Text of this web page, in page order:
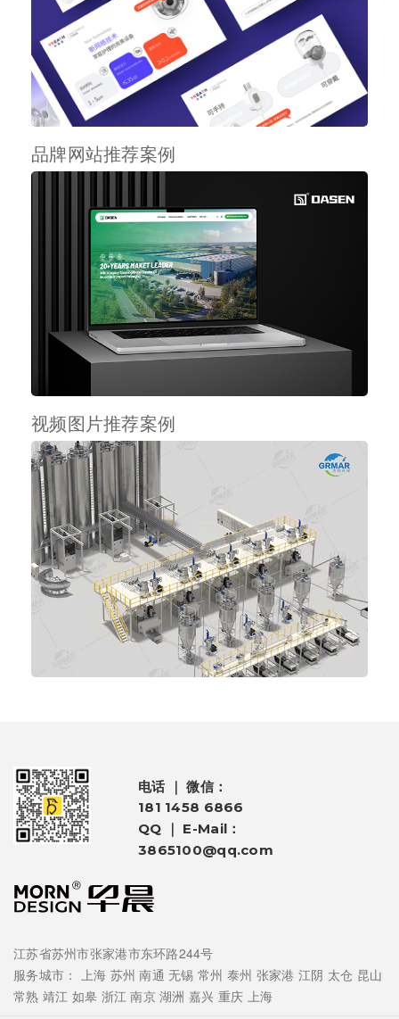
品牌网站推荐案例
视频图片推荐案例
电话 ｜ 微信：
181 1458 6866
QQ ｜ E-Mail：
3865100@qq.com
江苏省苏州市张家港市东环路244号
服务城市：
上海 苏州 南通 无锡 常州 泰州 张家港 江阴 太仓 昆山
常熟 靖江 如皋 浙江 南京 湖洲 嘉兴 重庆 上海